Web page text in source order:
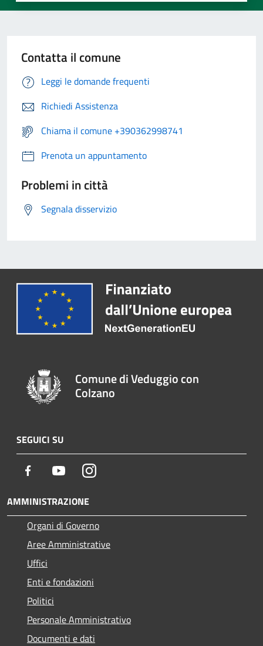
Contatta il comune
Leggi le domande frequenti
Richiedi Assistenza
Chiama il comune +390362998741
Prenota un appuntamento
Problemi in città
Segnala disservizio
Comune di Veduggio con
Colzano
SEGUICI SU
Facebook YoutubeInstagram
AMMINISTRAZIONE
Organi di Governo
Aree Amministrative
Uffici
Enti e fondazioni
Politici
Personale Amministrativo
Documenti e dati